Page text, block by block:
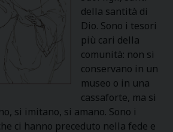
della santità di
Dio. Sono i tesori
più cari della
comunità: non si
conservano in un
museo o in una
cassaforte, ma si
si imitano, si amano. Sono i
ci hanno preceduto nella fede e